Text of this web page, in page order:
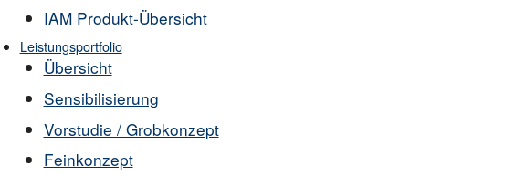
IAM Produkt-Übersicht
Leistungsportfolio
Übersicht
Sensibilisierung
Vorstudie / Grobkonzept
Feinkonzept